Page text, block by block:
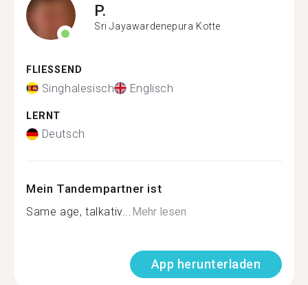
P.
Sri Jayawardenepura Kotte
FLIESSEND
Singhalesisch Englisch
LERNT
Deutsch
Mein Tandempartner ist
Same age, talkativ...Mehr lesen
App herunterladen